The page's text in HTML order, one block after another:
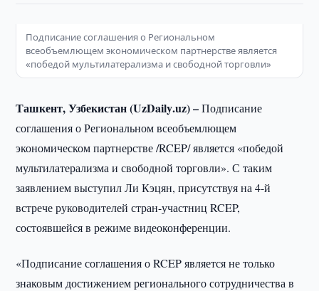
Подписание соглашения о Региональном
всеобъемлющем экономическом партнерстве является
«победой мультилатерализма и свободной торговли»
Ташкент, Узбекистан (UzDaily.uz) –Подписание
соглашения о Региональном всеобъемлющем
экономическом партнерстве /RCEP/ является «победой
мультилатерализма и свободной торговли». С таким
заявлением выступил Ли Кэцян, присутствуя на 4-й
встрече руководителей стран-участниц RCEP,
состоявшейся в режиме видеоконференции.
«Подписание соглашения о RCEP является не только
знаковым достижением регионального сотрудничества в